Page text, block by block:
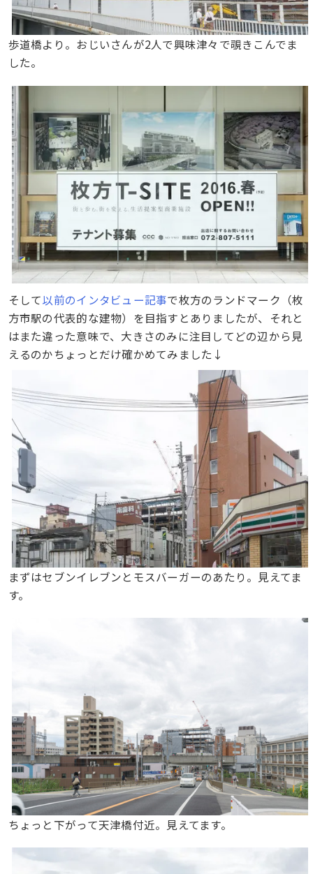
歩道橋より。おじいさんが2人で興味津々で覗きこんでま
した。
そして以前のインタビュー記事で枚方のランドマーク（枚
方市駅の代表的な建物）を目指すとありましたが、それと
はまた違った意味で、大きさのみに注目してどの辺から見
えるのかちょっとだけ確かめてみました↓
まずはセブンイレブンとモスバーガーのあたり。見えてま
す。
ちょっと下がって天津橋付近。見えてます。